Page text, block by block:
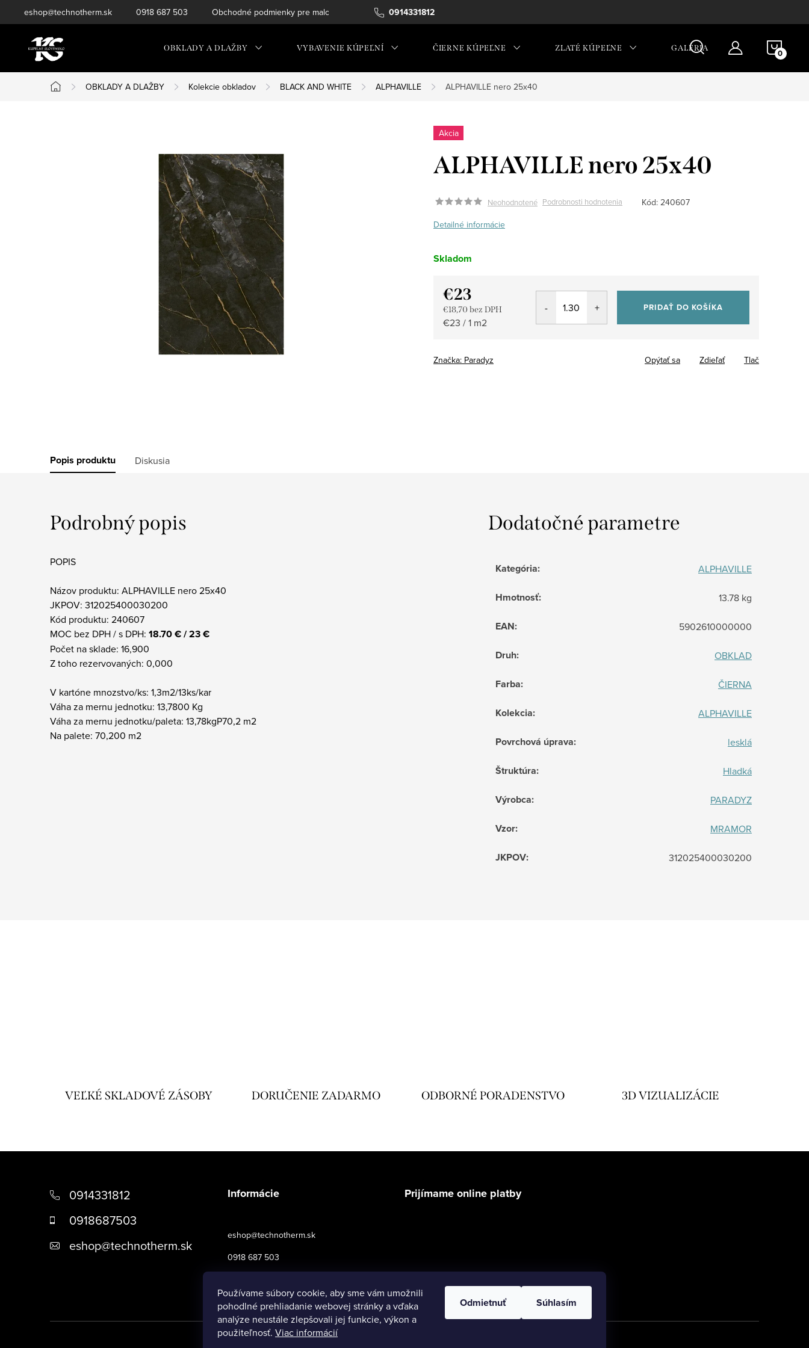
Používame súbory cookie, aby sme vám umožnili
pohodlné prehliadanie webovej stránky a vďaka
analýze neustále zlepšovali jej funkcie, výkon a
použiteľnosť. Viac informácií
Odmietnuť Súhlasím
na
0914331812
eshop@technotherm.sk 0918 687 503 Obchodné podmienky pre maloobchod
OBKLADY A DLAŽBY VYBAVENIE KÚPEĽNÍ ČIERNE KÚPEĽNE ZLATÉ KÚPEĽNE GALÉRIA
Domov
OBKLADY A DLAŽBY Kolekcie obkladov BLACK AND WHITE ALPHAVILLE ALPHAVILLE nero 25x40
Akcia
ALPHAVILLE nero 25x40
Neohodnotené Podrobnosti hodnotenia Kód: 240607
Detailné informácie
Skladom
€23
€18,70 bez DPH
Jednotková
€23 / 1 m2
PRIDAŤ DO KOŠÍKA
Značka: Paradyz Tlač
Opýtať sa Zdieľať
Popis produktu Diskusia
Podrobný popis
POPIS
Názov produktu: ALPHAVILLE nero 25x40
JKPOV: 312025400030200
Kód produktu: 240607
MOC bez DPH / s DPH: 18.70 € / 23 €
Počet na sklade: 16,900
Z toho rezervovaných: 0,000
V kartóne mnozstvo/ks: 1,3m2/13ks/kar
Váha za mernu jednotku: 13,7800 Kg
Váha za mernu jednotku/paleta: 13,78kgP70,2 m2
Na palete: 70,200 m2
Dodatočné parametre
Kategória: ALPHAVILLE
Hmotnosť: 13.78 kg
EAN: 5902610000000
Druh: OBKLAD
Farba: ČIERNA
Kolekcia: ALPHAVILLE
Povrchová úprava: lesklá
Štruktúra: Hladká
Výrobca: PARADYZ
Vzor: MRAMOR
JKPOV: 312025400030200
VEĽKÉ SKLADOVÉ ZÁSOBY DORUČENIE ZADARMO ODBORNÉ PORADENSTVO 3D VIZUALIZÁCIE
0914331812
0918687503
eshop@technotherm.sk
Informácie
eshop@technotherm.sk
0918 687 503
Prijímame online platby